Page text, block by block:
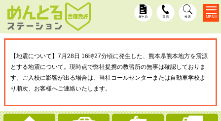
仮申込 電話 検索
【地震について】7月28日 16時27分頃に発生した、熊本県熊本地方を震源
とする地震について。現時点で弊社提携の教習所の無事は確認しておりま
す。ご入校に影響が出る場合は、当社コールセンターまたは自動車学校よ
り順次、お客様へご連絡いたします。
MENU